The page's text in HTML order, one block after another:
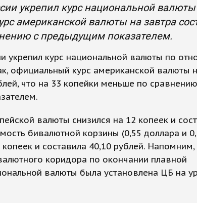
укрепил курс национальной
американской валюты на завтра
с предыдущим показателем.
укрепил курс национальной валюты по
официальный курс американской валюты
что на 33 копейки меньше по
валюты снизился на 12 копеек и
бивалютной корзины (0,55 доллара и
и составила 40,10 рублей. Напомним,
коридора по окончании плавной
валюты была установлена ЦБ на